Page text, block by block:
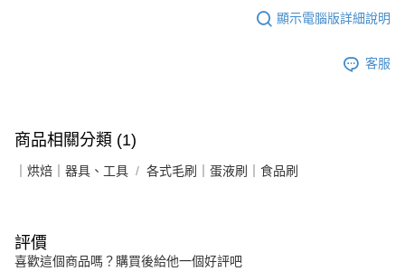
顯示電腦版詳細說明
客服
商品相關分類 (1)
｜烘焙｜器具、工具 各式毛刷｜蛋液刷｜食品刷
評價
喜歡這個商品嗎？購買後給他一個好評吧